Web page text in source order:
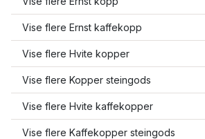
Vise flere Ernst kaffekopp
Vise flere Hvite kopper
Vise flere Kopper steingods
Vise flere Hvite kaffekopper
Vise flere Kaffekopper steingods